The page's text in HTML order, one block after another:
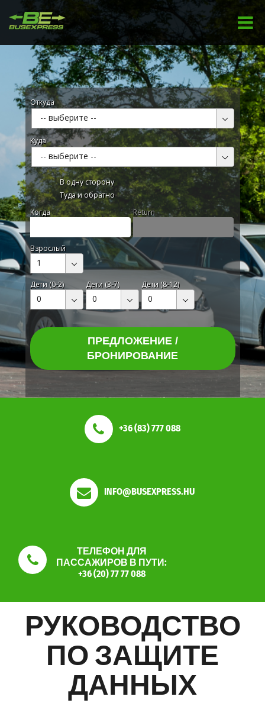
Откуда
-- выберите --
Куда
-- выберите --
В одну сторону
Туда и обратно
Kогда
Return
Взрослый
1
Дети (0-2)
0
Дети (3-7)
0
Дети (8-12)
0
ПРЕДЛОЖЕНИЕ /
БРОНИРОВАНИЕ
+36 (83) 777 088
INFO@BUSEXPRESS.HU
ТЕЛЕФОН ДЛЯ
ПАССАЖИРОВ В ПУТИ:
+36 (20) 77 77 088
РУКОВОДСТВО
ПО ЗАЩИТЕ
ДАННЫХ